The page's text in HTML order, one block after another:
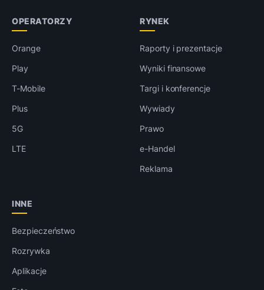
OPERATORZY
Orange
Play
T-Mobile
Plus
5G
LTE
RYNEK
Raporty i prezentacje
Wyniki finansowe
Targi i konferencje
Wywiady
Prawo
e-Handel
Reklama
INNE
Bezpieczeństwo
Rozrywka
Aplikacje